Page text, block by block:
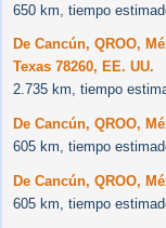
650 km, tiempo
De Cancún, QROO,
Texas 78260, EE. UU.
2.735 km, tiempo
De Cancún, QROO,
605 km, tiempo
De Cancún, QROO,
605 km, tiempo